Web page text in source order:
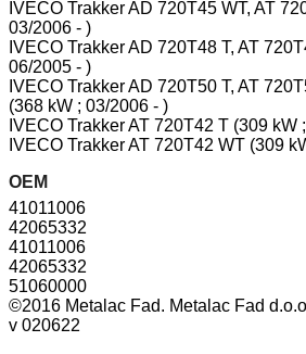
IVECO Trakker AD 720T45 WT, AT
03/2006 - )
IVECO Trakker AD 720T48 T, AT
06/2005 - )
IVECO Trakker AD 720T50 T, AT
(368 kW ; 03/2006 - )
IVECO Trakker AT 720T42 T (309 kW
IVECO Trakker AT 720T42 WT (309
OEM
41011006
42065332
41011006
42065332
51060000
©2016 Metalac Fad. Metalac Fad d.o.o
v 020622